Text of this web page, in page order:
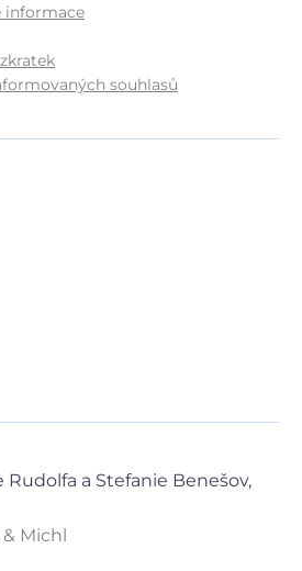
informace
souhlasů
a Stefanie Benešov,
Michl